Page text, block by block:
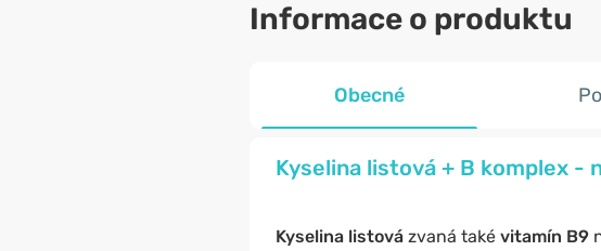
Informace o produktu
Obecné
Kyselina listová + B komplex -
Kyselina listovázvaná také vitamín B9